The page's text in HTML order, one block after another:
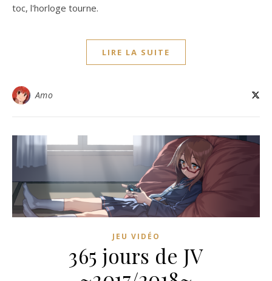
toc, l'horloge tourne.
LIRE LA SUITE
Amo
JEU VIDÉO
365 jours de JV